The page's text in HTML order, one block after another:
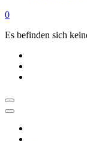
0
Es befinden sich